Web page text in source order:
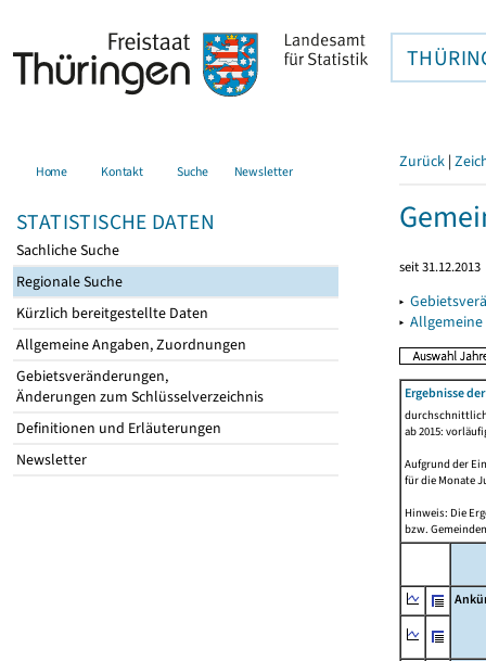
Home Kontakt Suche Newsletter
STATISTISCHE DATEN
Sachliche Suche
Regionale Suche
Kürzlich bereitgestellte Daten
Allgemeine Angaben, Zuordnungen
Gebietsveränderungen,
Änderungen zum Schlüsselverzeichnis
Definitionen und Erläuterungen
Newsletter
Zurück |
seit 31.12.2013
▸
▸
Ergebnisse
ab 2015:
Aufgrund der
für die Monate
Hinweis: Die
bzw.